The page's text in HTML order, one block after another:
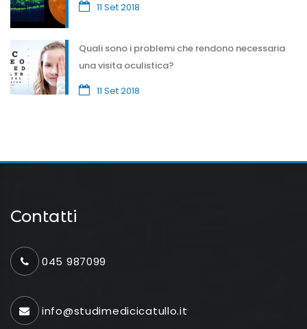
11 Set 2018
Quali sono i problemi che rendono necessaria
una visita oculistica?
11 Set 2018
Contatti
045 987099
info@studimedicicatullo.it